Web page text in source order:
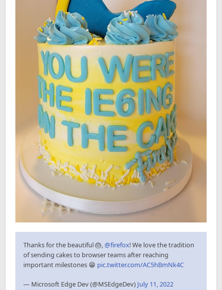
Thanks for the beautiful 🎂,@firefox! We love the tradition
of sending cakes to browser teams after reaching
important milestones 😁 pic.twitter.com/AC5hBmNk4C
— Microsoft Edge Dev (@MSEdgeDev) July 11, 2022